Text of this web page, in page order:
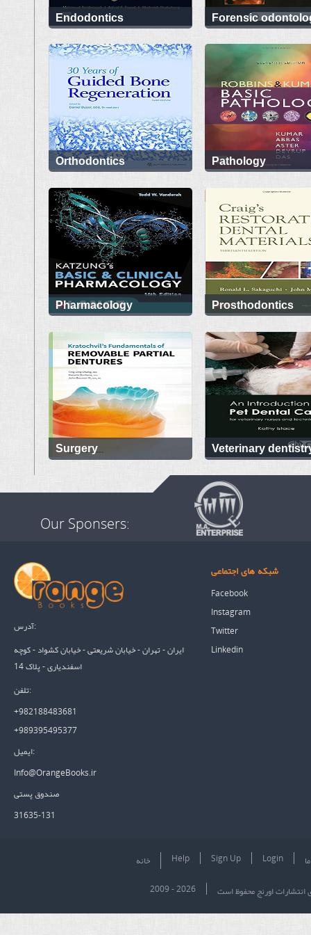
Endodontics Forensic
Orthodontics Pathology
Pharmacology Prosthodontics
Surgery Veterinary
Our Sponsers:
آدرس:
ایران - تهران - خیابان شریعتی - خیابان کشواد - کوچه
اسفندیاری - پلاک 14
تلفن:
+982188483681
+989395495377
ایمیل:
Info@OrangeBooks.ir
صندوق پستی
31635-131
شبکه های اجتماعی
Facebook
Instagram
Twitter
Linkedin
خانه Help Sign Up Login
2009 - 2026 انتشارات اورنج محفوظ است